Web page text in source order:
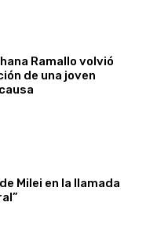
Ramallo volvió
de una joven
Milei en la llamada